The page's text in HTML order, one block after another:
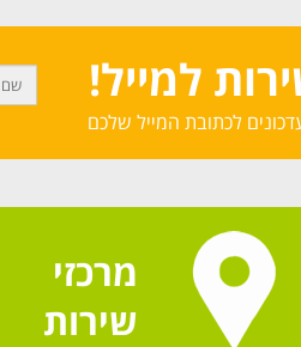
למייל!
לכתובת המייל שלכם
מרכזי
שירות